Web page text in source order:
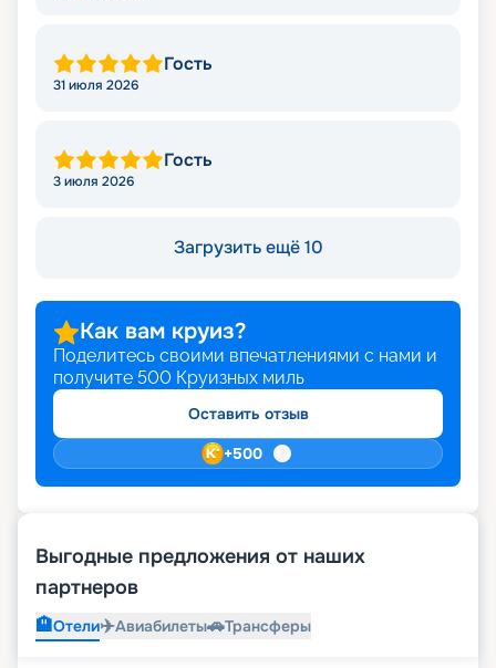
Гость
31 июля 2026
Гость
3 июля 2026
Загрузить ещё 10
Как вам круиз?
Поделитесь своими впечатлениями с нами и
получите 500 Круизных миль
Оставить отзыв
+500
Выгодные предложения от наших
партнеров
🏨Отели✈️Авиабилеты🚗Трансферы